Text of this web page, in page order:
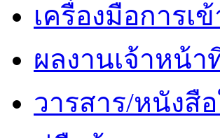
เครื่องมือการเ
ผลงานเจ้าหน้า
วารสาร/หนังสื